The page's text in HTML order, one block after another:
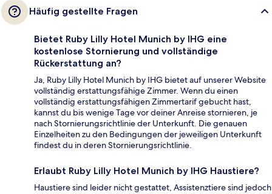
Häufig gestellte Fragen
Bietet Ruby Lilly Hotel Munich by IHG eine
kostenlose Stornierung und vollständige
Rückerstattung an?
Ja, Ruby Lilly Hotel Munich by IHG bietet auf unserer Website
vollständig erstattungsfähige Zimmer. Wenn du einen
vollständig erstattungsfähigen Zimmertarif gebucht hast,
kannst du bis wenige Tage vor deiner Anreise stornieren, je
nach Stornierungsrichtlinie der Unterkunft. Die genauen
Einzelheiten zu den Bedingungen der jeweiligen Unterkunft
findest du in deren Stornierungsrichtlinie.
Erlaubt Ruby Lilly Hotel Munich by IHG Haustiere?
Haustiere sind leider nicht gestattet, Assistenztiere sind jedoch